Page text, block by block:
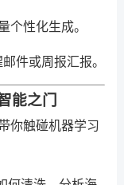
个性化生成。
件或周报汇报。
能之门
你触碰机器学习